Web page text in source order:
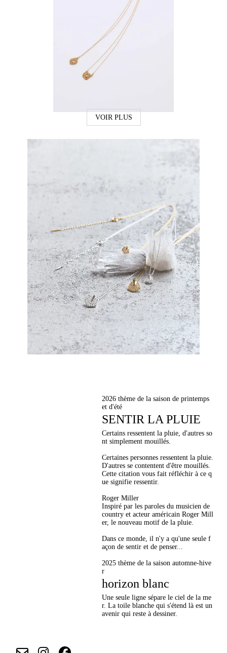
VOIR PLUS
2026 thème de la saison de printemps
et d'été
SENTIR LA PLUIE
Certains ressentent la pluie, d'autres so
nt simplement mouillés.
Certaines personnes ressentent la pluie.
D'autres se contentent d'être mouillés.
Cette citation vous fait réfléchir à ce q
ue signifie ressentir.
Roger Miller
Inspiré par les paroles du musicien de
country et acteur américain Roger Mill
er, le nouveau motif de la pluie.
Dans ce monde, il n'y a qu'une seule f
açon de sentir et de penser...
2025 thème de la saison automne-hive
r
horizon blanc
Une seule ligne sépare le ciel de la me
r. La toile blanche qui s'étend là est un
avenir qui reste à dessiner.